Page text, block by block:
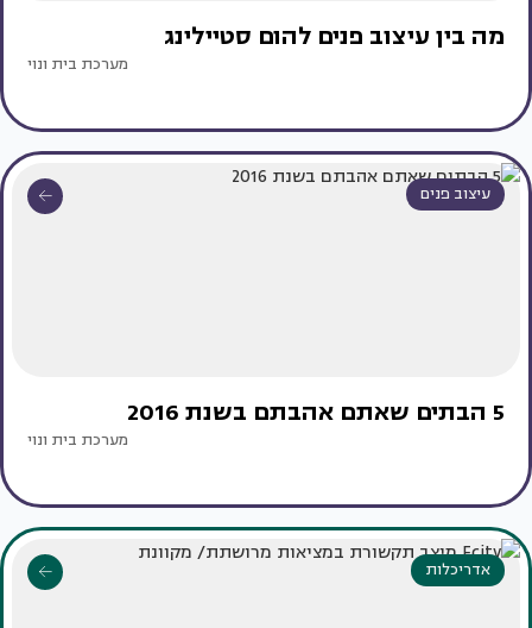
מה בין עיצוב פנים להום סטיילינג
מערכת בית ונוי
עיצוב פנים
5 הבתים שאתם אהבתם בשנת 2016
מערכת בית ונוי
אדריכלות